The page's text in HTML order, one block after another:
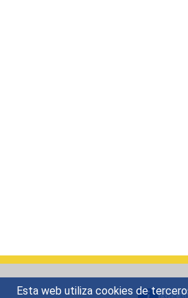
Esta web utiliza cookies de